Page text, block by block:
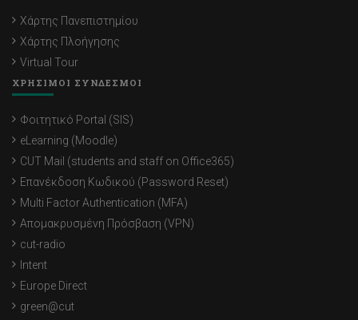
Χάρτης Πανεπιστημίου
Χάρτης Πλοήγησης
Virtual Tour
ΧΡΗΣΙΜΟΙ ΣΥΝΔΕΣΜΟΙ
Φοιτητικό Portal (SIS)
eLearning (Moodle)
CUT Mail (students and staff on Office365)
Επανέκδοση Κωδικού (Password Reset)
Multi Factor Authentication (MFA)
Απομακρυσμένη Πρόσβαση (VPN)
cut-radio
Intent
Europe Direct
green@cut